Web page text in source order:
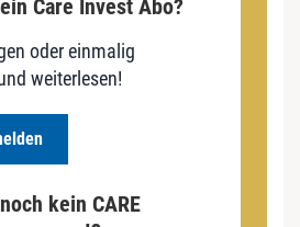
Care Invest Abo?
oder einmalig
weiterlesen!
kein CARE